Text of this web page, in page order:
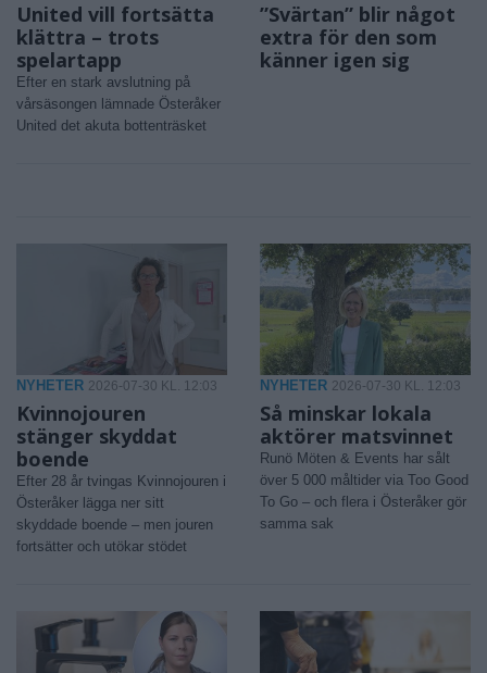
United vill fortsätta
klättra – trots
spelartapp
Efter en stark avslutning på
vårsäsongen lämnade Österåker
United det akuta bottenträsket
”Svärtan” blir något
extra för den som
känner igen sig
NYHETER 2026-07-30 KL. 12:03
Kvinnojouren
stänger skyddat
boende
Efter 28 år tvingas Kvinnojouren i
Österåker lägga ner sitt
skyddade boende – men jouren
fortsätter och utökar stödet
NYHETER 2026-07-30 KL. 12:03
Så minskar lokala
aktörer matsvinnet
Runö Möten & Events har sålt
över 5 000 måltider via Too Good
To Go – och flera i Österåker gör
samma sak